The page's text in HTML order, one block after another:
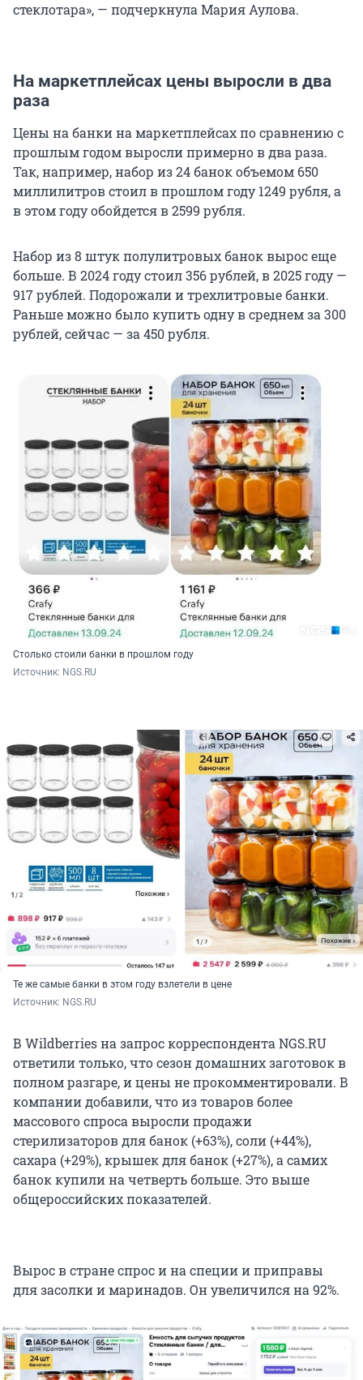
стеклотара», — подчеркнула Мария Аулова.
На маркетплейсах цены выросли в два
раза
Цены на банки на маркетплейсах по сравнению с
прошлым годом выросли примерно в два раза.
Так, например, набор из 24 банок объемом 650
миллилитров стоил в прошлом году 1249 рубля, а
в этом году обойдется в 2599 рубля.
Набор из 8 штук полулитровых банок вырос еще
больше. В 2024 году стоил 356 рублей, в 2025 году —
917 рублей. Подорожали и трехлитровые банки.
Раньше можно было купить одну в среднем за 300
рублей, сейчас — за 450 рубля.
Столько стоили банки в прошлом году
Источник: NGS.RU
Те же самые банки в этом году взлетели в цене
Источник: NGS.RU
В Wildberries на запрос корреспондента NGS.RU
ответили только, что сезон домашних заготовок в
полном разгаре, и цены не прокомментировали. В
компании добавили, что из товаров более
массового спроса выросли продажи
стерилизаторов для банок (+63%), соли (+44%),
сахара (+29%), крышек для банок (+27%), а самих
банок купили на четверть больше. Это выше
общероссийских показателей.
Вырос в стране спрос и на специи и приправы
для засолки и маринадов. Он увеличился на 92%.